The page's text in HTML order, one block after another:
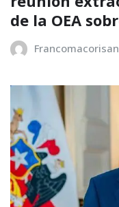
de la OEA